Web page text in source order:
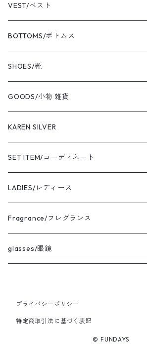
champion/チャンピオン
VIBAe/ヴィバ
BOKU HA TANOSII/ボクハタノシイ
NOT OEM/ノットオーイーエム
cooperstown/クーパーズタウン
adidas/アディダス
the corona utility/コロナ
avontade/アボンタージ
BAICYCLON/バイシクロン
UNIVERSAL WORKS/ユニバーサルワークス
MIRKO BUFFINI/ミルコブッフィーニ
sweat/スウェット
VEST/ベスト
BOTTOMS/ボトムス
SHOES/靴
GOODS/小物 雑貨
KAREN SILVER
necklace
bracelet
pierce
ring
SET ITEM/コーディネート
Sサイズ コーディネート
Mサイズ コーディネート
Lサイズ コーディネート
Ladies FREEサイズ コーディネート
LADIES/レディース
Fragrance/フレグランス
glasses/眼鏡
vintage/ヴィンテージ
プライバシーポリシー
特定商取引法に基づく表記
© FUNDAYS